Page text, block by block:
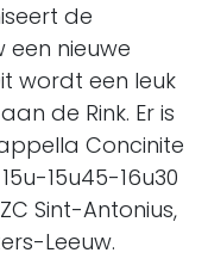
de
een nieuwe
wordt een leuk
de Rink. Er is
Concinite
15u45-16u30
Sint-Antonius,
Leeuw.